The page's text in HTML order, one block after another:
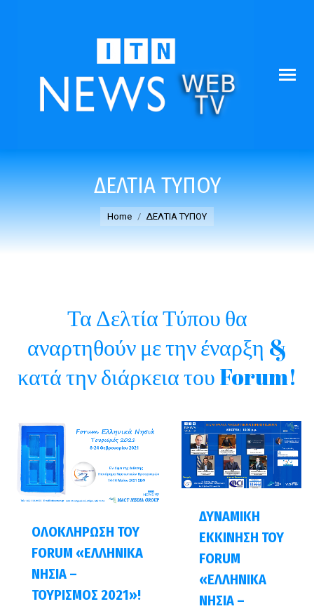
ΔΕΛΤΙΑ ΤΥΠΟΥ
You are here:
Home ΔΕΛΤΙΑ ΤΥΠΟΥ
Τα Δελτία Τύπου θα
αναρτηθούν με την έναρξη &
κατά την διάρκεια του Forum!
ΟΛΟΚΛΗΡΩΣΗ ΤΟΥ
FORUM «ΕΛΛΗΝΙΚΑ
ΝΗΣΙΑ –
ΤΟΥΡΙΣΜΟΣ 2021»!
ΔΥΝΑΜΙΚΗ
ΕΚΚΙΝΗΣΗ ΤΟΥ
FORUM
«ΕΛΛΗΝΙΚΑ
ΝΗΣΙΑ –